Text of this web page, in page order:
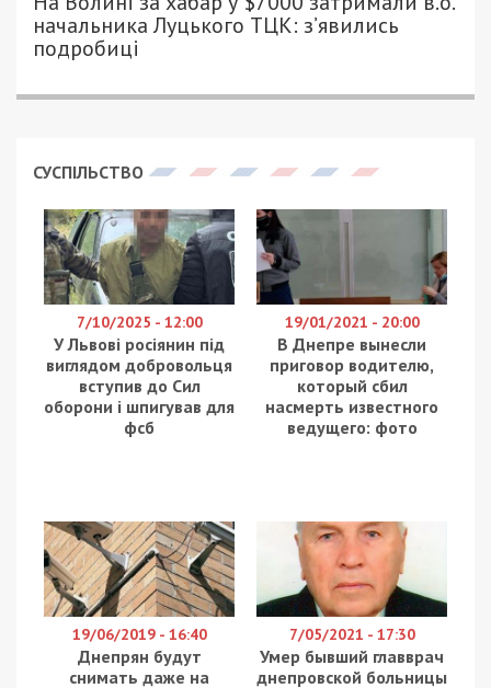
11/06/2026 - 19:21
ПЕТРО ЩУКІН - СПЕЦИАЛЬНО ДЛЯ
Армія РФ атакувала три райони
Дніпропетровщини безпілотниками та
авіабомбами вдень 11 червня 2026 року. Внаслідок
ударів поранено 12 людей, серед них – дитина.
Про це повідомляє
з посиланням на
Дніпропетровську ОВА.